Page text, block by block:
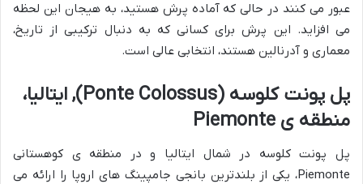
عبور می کنند در حالی که آماده پرش هستید، به هیجان این لحظه
می افزاید. این پرش برای کسانی که به دنبال ترکیبی از تاریخ،
معماری و آدرنالین هستند، انتخابی عالی است.
پل پونت کلوسه (Ponte Colossus), ایتالیا،
منطقه ی Piemonte
پل پونت کلوسه در شمال ایتالیا و در منطقه ی کوهستانی
Piemonte، یکی از بلندترین بانجی جامپینگ های اروپا را ارائه می